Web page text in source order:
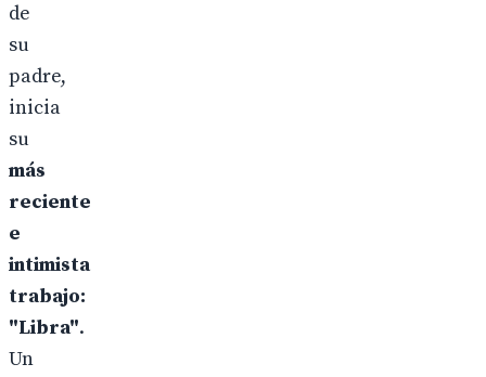
de
su
padre,
inicia
su
más
reciente
e
intimista
trabajo:
"Libra".
Un